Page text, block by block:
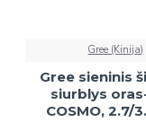
Gree (Kinija)
Gree sieninis
siurblys
COSMO, 2.7/